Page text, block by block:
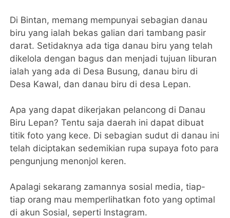
Di Bintan, memang mempunyai sebagian danau
biru yang ialah bekas galian dari tambang pasir
darat. Setidaknya ada tiga danau biru yang telah
dikelola dengan bagus dan menjadi tujuan liburan
ialah yang ada di Desa Busung, danau biru di
Desa Kawal, dan danau biru di desa Lepan.
Apa yang dapat dikerjakan pelancong di Danau
Biru Lepan? Tentu saja daerah ini dapat dibuat
titik foto yang kece. Di sebagian sudut di danau ini
telah diciptakan sedemikian rupa supaya foto para
pengunjung menonjol keren.
Apalagi sekarang zamannya sosial media, tiap-
tiap orang mau memperlihatkan foto yang optimal
di akun Sosial, seperti Instagram.